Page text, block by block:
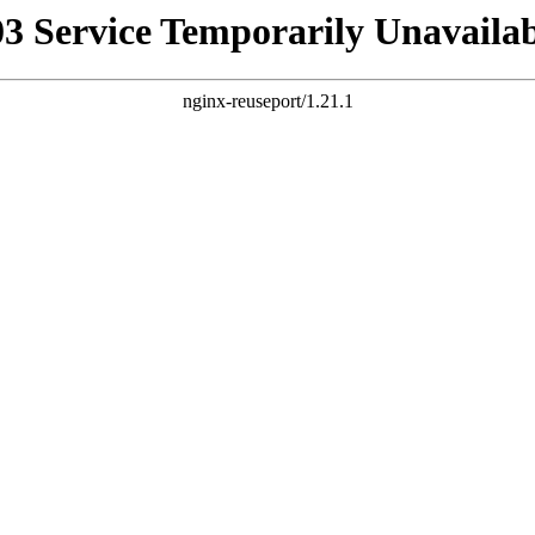
Service Temporarily
nginx-reuseport/1.21.1